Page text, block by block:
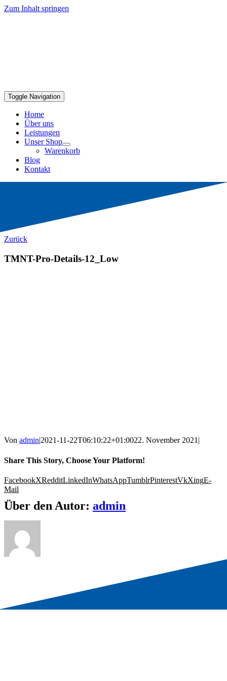
Zum Inhalt springen
Toggle Navigation
Home
Über uns
Leistungen
Unser Shop
Warenkorb
Blog
Kontakt
Zurück
TMNT-Pro-Details-12_Low
Von admin|2021-11-22T06:10:22+01:0022. November 2021|
Share This Story, Choose Your Platform!
FacebookXRedditLinkedInWhatsAppTumblrPinterestVkXingE-
Mail
Über den Autor: admin